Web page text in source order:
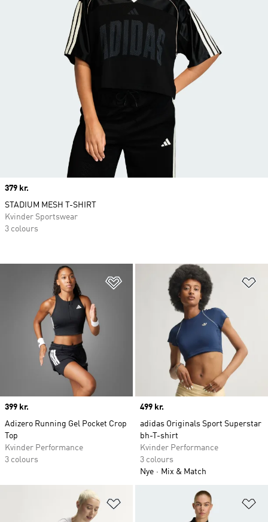
Føj til ønskeliste
Price
399 kr.
Adizero Running Gel Pocket Crop
Top
Kvinder Performance
3 colours
Price
499 kr.
adidas Originals Sport Superstar
bh-T-shirt
Kvinder Performance
3 colours
Nye
Mix & Match
Price
379 kr.
STADIUM MESH T-SHIRT
Kvinder Sportswear
3 colours